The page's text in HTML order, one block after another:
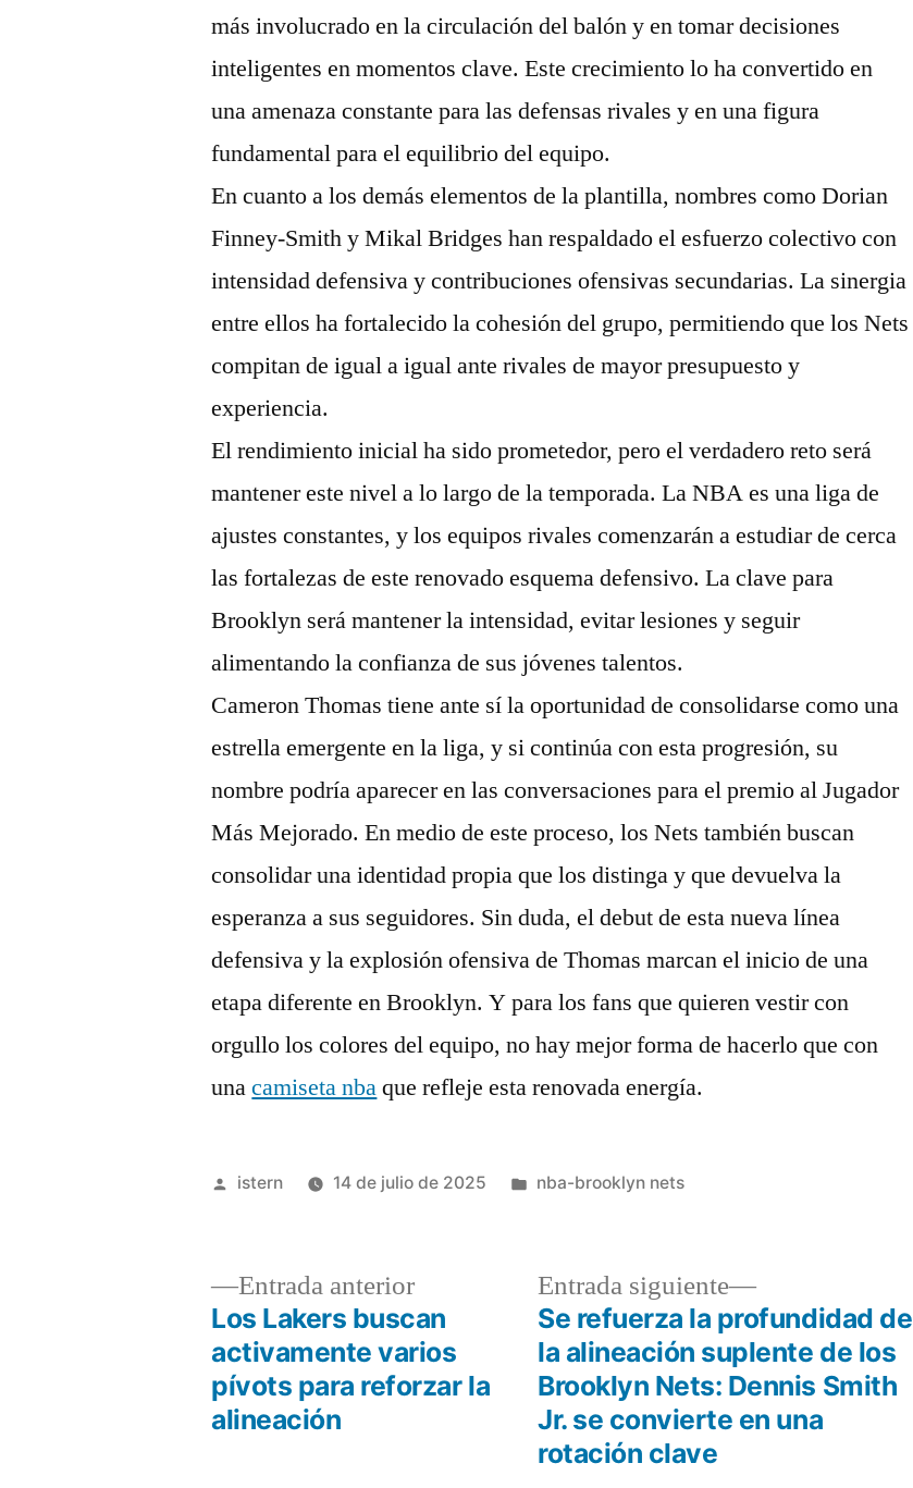
más involucrado en la circulación del balón y en tomar decisiones
inteligentes en momentos clave. Este crecimiento lo ha convertido en
una amenaza constante para las defensas rivales y en una figura
fundamental para el equilibrio del equipo.
En cuanto a los demás elementos de la plantilla, nombres como Dorian
Finney-Smith y Mikal Bridges han respaldado el esfuerzo colectivo con
intensidad defensiva y contribuciones ofensivas secundarias. La sinergia
entre ellos ha fortalecido la cohesión del grupo, permitiendo que los Nets
compitan de igual a igual ante rivales de mayor presupuesto y
experiencia.
El rendimiento inicial ha sido prometedor, pero el verdadero reto será
mantener este nivel a lo largo de la temporada. La NBA es una liga de
ajustes constantes, y los equipos rivales comenzarán a estudiar de cerca
las fortalezas de este renovado esquema defensivo. La clave para
Brooklyn será mantener la intensidad, evitar lesiones y seguir
alimentando la confianza de sus jóvenes talentos.
Cameron Thomas tiene ante sí la oportunidad de consolidarse como una
estrella emergente en la liga, y si continúa con esta progresión, su
nombre podría aparecer en las conversaciones para el premio al Jugador
Más Mejorado. En medio de este proceso, los Nets también buscan
consolidar una identidad propia que los distinga y que devuelva la
esperanza a sus seguidores. Sin duda, el debut de esta nueva línea
defensiva y la explosión ofensiva de Thomas marcan el inicio de una
etapa diferente en Brooklyn. Y para los fans que quieren vestir con
orgullo los colores del equipo, no hay mejor forma de hacerlo que con
unacamiseta nbaque refleje esta renovada energía.
Publicado
istern 14 de julio de 2025
Publicado
nba-brooklyn nets
Navegación
Entrada anteriorEntrada
anterior:
Los Lakers buscan
activamente varios
pívots para reforzar la
alineación
Entrada siguiente
Entrada
siguiente:
Se refuerza la profundidad de
la alineación suplente de los
Brooklyn Nets: Dennis Smith
Jr. se convierte en una
rotación clave